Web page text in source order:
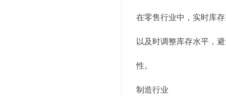
在零售行业中，实时库
以及时调整库存水平，
性。
制造行业